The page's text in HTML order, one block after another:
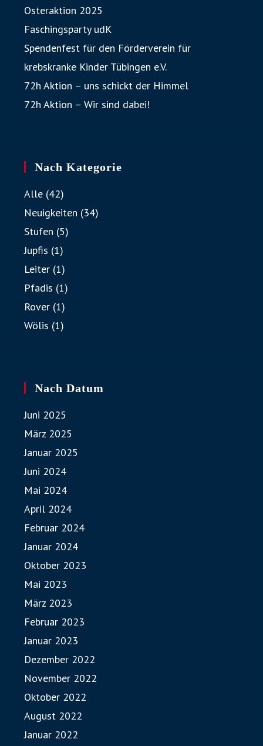
Osteraktion 2025
Faschingsparty udK
Spendenfest für den Förderverein für
krebskranke Kinder Tübingen e.V.
72h Aktion – uns schickt der Himmel
72h Aktion – Wir sind dabei!
Nach Kategorie
Alle (42)
Neuigkeiten (34)
Stufen (5)
Jupfis (1)
Leiter (1)
Pfadis (1)
Rover (1)
Wölis (1)
Nach Datum
Juni 2025
März 2025
Januar 2025
Juni 2024
Mai 2024
April 2024
Februar 2024
Januar 2024
Oktober 2023
Mai 2023
März 2023
Februar 2023
Januar 2023
Dezember 2022
November 2022
Oktober 2022
August 2022
Januar 2022